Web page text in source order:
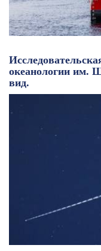
океанологии им.
вид.